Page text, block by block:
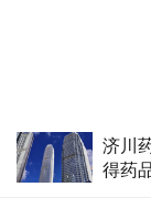
济川
得药